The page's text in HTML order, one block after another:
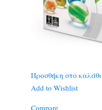
Προσθήκη στο καλάθι
Add to Wishlist
Compare